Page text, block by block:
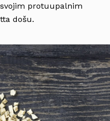
protuupalnim
došu.